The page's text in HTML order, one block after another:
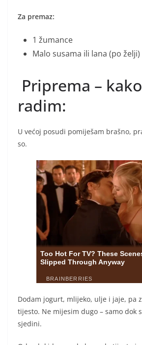
Za premaz:
1 žumance
Malo susama ili lana (po želji)
Priprema –
radim:
U većoj posudi pomiješam brašno,
so.
Dodam jogurt, mlijeko, ulje i jaje, pa
tijesto. Ne mijesim dugo – samo dok
sjedini.